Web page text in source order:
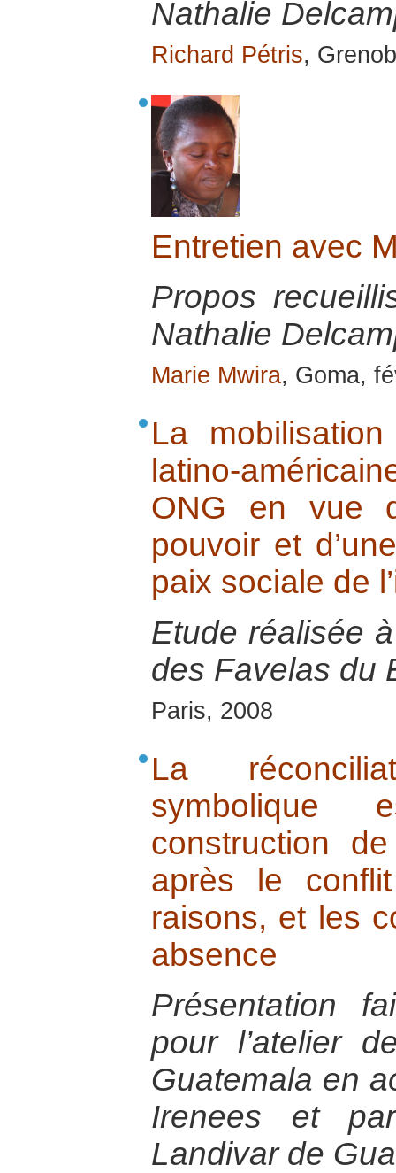
Nathalie
Richard Pétris,
Entretien avec
Propos
Nathalie
Marie Mwira, Goma,
La
latino-
ONG en vue
pouvoir et
paix sociale de
Etude réalisée
des Favelas du
Paris, 2008
La
symbolique
construction
après le
raisons, et les
absence
Présentation
pour l’atelier
Guatemala en
Irenees et
Landivar de